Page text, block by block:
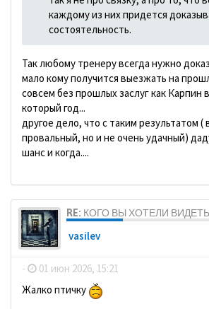
каждому из них придется
состоятельность.
Так любому тренеру всегда нужно
мало кому получится выезжать на
совсем без прошлых заслуг как Карпин
который год...
другое дело, что с таким результатом (
провальный, но и не очень удачный)
шанс и когда....
RE: КОГО ВЫ ХОТЕЛИ
vasilev
- 01 июн 2026, 15:21
Жалко птичку